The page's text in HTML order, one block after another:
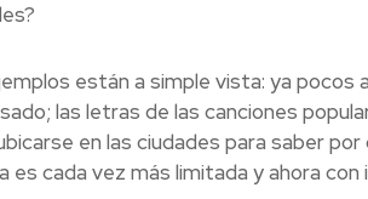
están a simple vista: ya pocos
las letras de las canciones
en las ciudades para saber
es cada vez más limitada y ahora